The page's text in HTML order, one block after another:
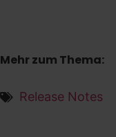
Mehr zum Thema:
Release Notes